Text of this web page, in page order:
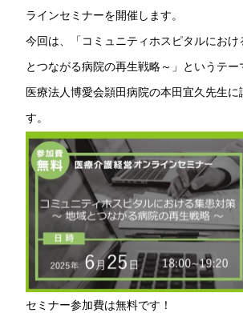
ラインセミナーを開催します。
今回は、「コミュニティホスピタルにお
とつながる病院の再生戦略～」というテー
医療法人博愛会頴田病院の本田宜久先生に
す。
セミナー参加費は無料です！